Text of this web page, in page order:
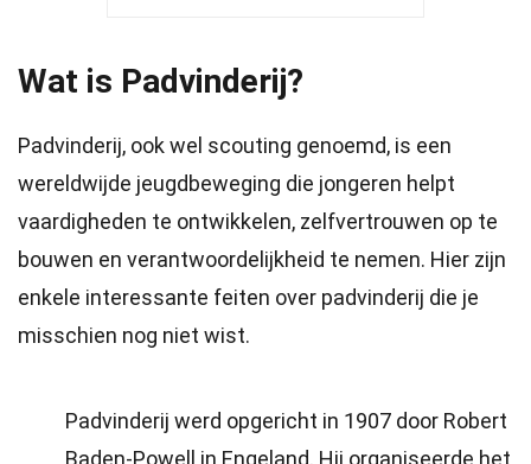
Wat is Padvinderij?
Padvinderij, ook wel scouting genoemd, is een
wereldwijde jeugdbeweging die jongeren helpt
vaardigheden te ontwikkelen, zelfvertrouwen op te
bouwen en verantwoordelijkheid te nemen. Hier zijn
enkele interessante feiten over padvinderij die je
misschien nog niet wist.
Padvinderij werd opgericht in 1907 door Robert
Baden-Powell in Engeland. Hij organiseerde het